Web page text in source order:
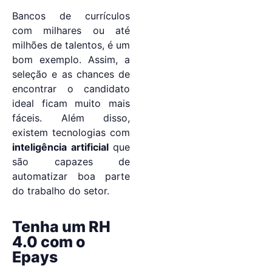
Bancos de currículos
com milhares ou até
milhões de talentos, é um
bom exemplo. Assim, a
seleção e as chances de
encontrar o candidato
ideal ficam muito mais
fáceis. Além disso,
existem tecnologias com
inteligência artificialque
são capazes de
automatizar boa parte
do trabalho do setor.
Tenha um RH
4.0 com o
Epays